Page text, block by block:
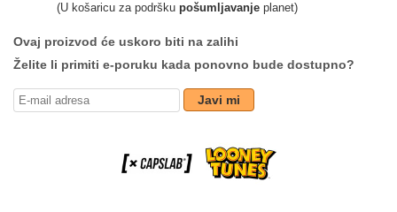
(U košaricu za podršku pošumljavanje planet)
Ovaj proizvod će uskoro biti na zalihi
Želite li primiti e-poruku kada ponovno bude dostupno?
Javi mi